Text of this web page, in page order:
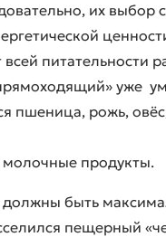
их выбор
питательности
уже
пшеница, рожь,
молочные продукты.
быть
пещерный